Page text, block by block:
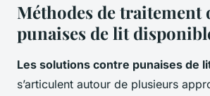
Méthodes de traitement
punaises de lit
Les solutions contre punaises de
s’articulent autour de plusieurs